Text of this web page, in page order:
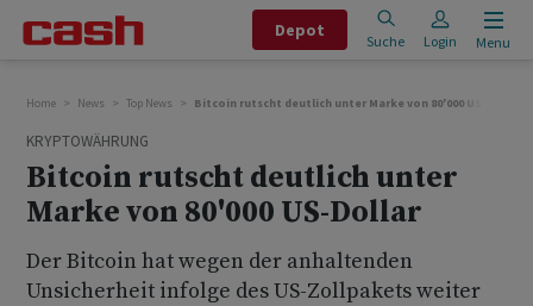
Depot
Suche Login Menu
Home News Top News Bitcoin rutscht deutlich unter Marke von 80'000 US-Dollar
KRYPTOWÄHRUNG
Bitcoin rutscht deutlich unter
Marke von 80'000 US-Dollar
Der Bitcoin hat wegen der anhaltenden
Unsicherheit infolge des US-Zollpakets weiter